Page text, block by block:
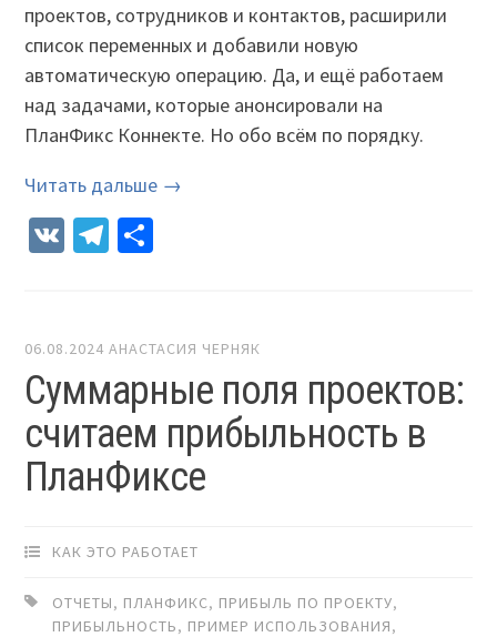
проектов, сотрудников и контактов, расширили
список переменных и добавили новую
автоматическую операцию. Да, и ещё работаем
над задачами, которые анонсировали на
ПланФикс Коннекте. Но обо всём по порядку.
Читать дальше →
VK Telegram
06.08.2024 АНАСТАСИЯ ЧЕРНЯК
Суммарные поля проектов:
считаем прибыльность в
ПланФиксе
КАК ЭТО РАБОТАЕТ
ОТЧЕТЫ, ПЛАНФИКС, ПРИБЫЛЬ ПО ПРОЕКТУ,
ПРИБЫЛЬНОСТЬ, ПРИМЕР ИСПОЛЬЗОВАНИЯ,